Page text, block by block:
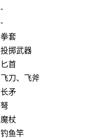
-
-
拳套
投掷武器
匕首
飞刀、飞斧
长矛
弩
魔杖
钓鱼竿